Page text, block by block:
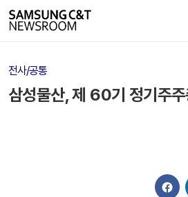
전사/공통
삼성물산, 제 60기 정기주